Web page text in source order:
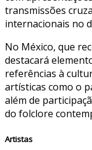
transmissões
internacionais no
No México, que
destacará
referências à
artísticas como o
além de
do folclore
Artistas